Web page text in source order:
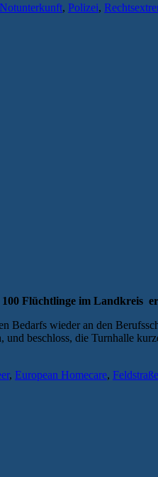
Notunterkunft, Polizei,
Flüchtlinge im Landkreis
Bedarfs wieder an den
beschloss, die Turnhalle
, European Homecare, Feldstraße